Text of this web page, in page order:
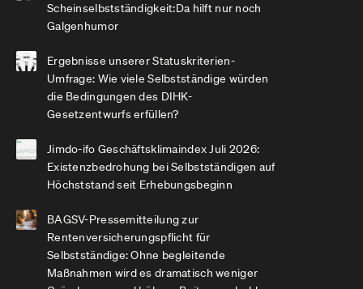
Scheinselbstständigkeit:Da hilft nur noch
Galgenhumor
Ergebnisse unserer Statuskriterien-
Umfrage: Wie viele Selbstständige würden
die Bedingungen des DIHK-
Gesetzentwurfs erfüllen?
Jimdo-ifo Geschäftsklimaindex Juli 2026:
Existenzbedrohung bei Selbstständigen auf
Höchststand seit Erhebungsbeginn
BAGSV-Pressemitteilung zur
Rentenversicherungspflicht für
Selbstständige: Ohne begleitende
Maßnahmen wird es dramatisch weniger